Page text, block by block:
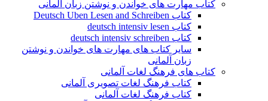
کتاب مهارت های خواندن و نوشتن زبان آلمانی
کتاب Deutsch Uben Lesen and Schreiben
کتاب deutsch intensiv lesen
کتاب deutsch intensiv schreiben
سایر کتاب های مهارت های خواندن و نوشتن
زبان آلمانی
کتاب های فرهنگ لغات آلمانی
کتاب فرهنگ لغات تصویری آلمانی
کتاب فرهنگ لغات آلمانی